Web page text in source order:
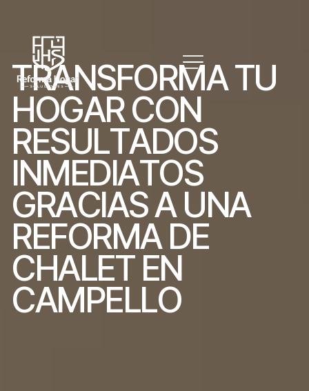
TRANSFORMATU
HOGARCON
RESULTADOS
INMEDIATOS
GRACIASA UNA
REFORMA DE
CHALET EN
CAMPELLO